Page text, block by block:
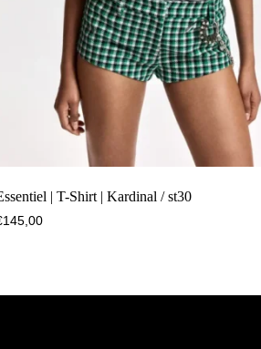
| T-Shirt | Kardinal / st30
145,00